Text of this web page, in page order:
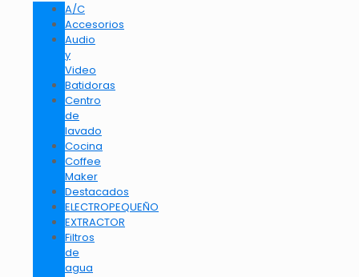
A/C
Accesorios
Audio
y
Video
Batidoras
Centro
de
lavado
Cocina
Coffee
Maker
Destacados
ELECTROPEQUEÑO
EXTRACTOR
Filtros
de
agua